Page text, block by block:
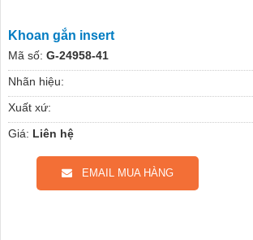
Khoan gắn insert
Mã số: G-24958-41
Nhãn hiệu:
Xuất xứ:
Giá: Liên hệ
EMAIL MUA HÀNG